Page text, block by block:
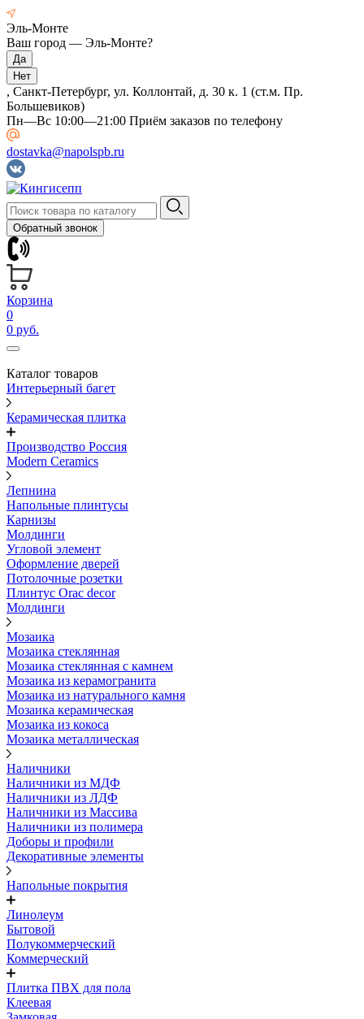
Эль-Монте
Ваш город — Эль-Монте?
, Санкт-Петербург, ул. Коллонтай, д. 30 к. 1 (ст.м. Пр.
Большевиков)
Пн—Вс 10:00—21:00 Приём заказов по телефону
dostavka@napolspb.ru
Обратный звонок
Корзина
0
0 руб.
Каталог товаров
Интерьерный багет
Керамическая плитка
Производство Россия
Modern Ceramics
Лепнина
Напольные плинтусы
Карнизы
Молдинги
Угловой элемент
Оформление дверей
Потолочные розетки
Плинтус Orac decor
Молдинги
Мозаика
Мозаика стеклянная
Мозаика стеклянная с камнем
Мозаика из керамогранита
Мозаика из натурального камня
Мозаика керамическая
Мозаика из кокоса
Мозаика металлическая
Наличники
Наличники из МДФ
Наличники из ЛДФ
Наличники из Массива
Наличники из полимера
Доборы и профили
Декоративные элементы
Напольные покрытия
Линолеум
Бытовой
Полукоммерческий
Коммерческий
Плитка ПВХ для пола
Клеевая